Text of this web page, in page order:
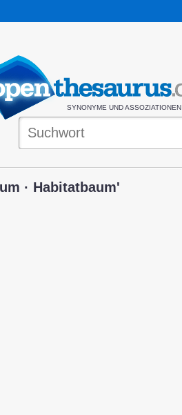
SYNONYME UND ASSOZIATIONEN
· Habitatbaum'